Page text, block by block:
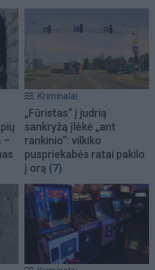
–
Kriminalai
„Fūristas“ į judrią
sankryžą įlėkė „ant
rankinio“: vilkiko
puspriekabės ratai pakilo
į orą (7)